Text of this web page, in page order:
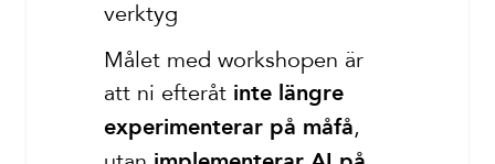
verktyg
Målet med workshopen är
att ni efteråt inte längre
experimenterar på måfå,